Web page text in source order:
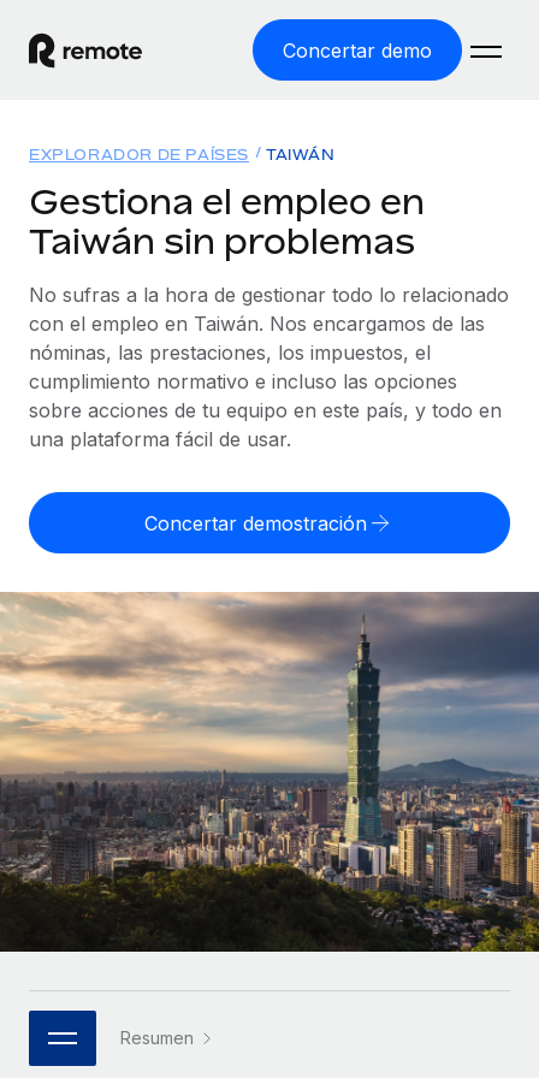
Concertar demo
EMPLEO GLOBAL
Nómina global
Gestiona las nóminas de forma sencilla y conforme a la
legalidad.
Employer of Record
Expándete en todo el mundo sin gastar en entidades.
cumpliendo la normativa.
Integra y gestiona a autónomos globalmente.
PEO
Externaliza tareas laborales complejas.
INFRAESTRUCTURA
Conexión Remote
Integra los RR. HH. en tus flujos de trabajo sin
complicaciones.
Plataforma
Funciones esenciales de RR. HH. integradas para tu
Conectar
Conecta cualquier herramienta de IA con Remote
Soluciones
COBERTURA MUNDIAL
Explorador de países
Consulta el soporte del empleo global según el país.
Explorador estatal de EE. UU.
Simplifica la contratación en todos los estados de EE.
Comparador de Remote
Compáranos con otras empresas.
ETAPAS DE CRECIMIENTO
Startups
Soluciones ágiles de RR. HH. globales y nóminas para
empresas en crecimiento.
Mediana empresa
Amplía tu equipo con soluciones de RR. HH.
personalizadas.
Empresa
RR. HH. globales para grandes empresas.
ASOCIARSE
Socios tecnológicos estratégicos
Integra la gestión de los RR. HH. globales en tu
Recursos
HERRAMIENTAS Y CALCULADORAS
Calculadora del riesgo de clasificación errónea
Consulta el riesgo de clasificación errónea por país.
cualquier país.
Descubre opciones de divisas y tiempos de pago para
autónomos globales.
APRENDIZAJE CON REMOTE
Guías y recursos
Casos prácticos
Glosario de RR. HH.
Listas de verificación y plantillas
Biblioteca de descripciones de puestos
Webinarios
Precios
English
Nederlands
Français
Deutsch
Español
Italiano
Português (Portugal)
한국어
中文（简体）
EXPLORADOR DE PAÍSES TAIWÁN
Gestiona el empleo en
Taiwán sin problemas
No sufras a la hora de gestionar todo lo relacionado
con el empleo en Taiwán. Nos encargamos de las
nóminas, las prestaciones, los impuestos, el
cumplimiento normativo e incluso las opciones
sobre acciones de tu equipo en este país, y todo en
una plataforma fácil de usar.
Concertar demostración
Resumen